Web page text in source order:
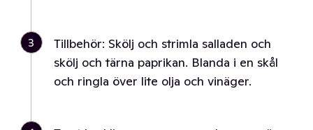
3
Tillbehör: Skölj och strimla salladen och
skölj och tärna paprikan. Blanda i en skål
och ringla över lite olja och vinäger.